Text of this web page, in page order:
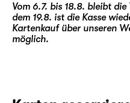
Vom 6.7. bis 18.8. bleibt
dem 19.8. ist die Kasse
Kartenkauf über unseren
möglich.